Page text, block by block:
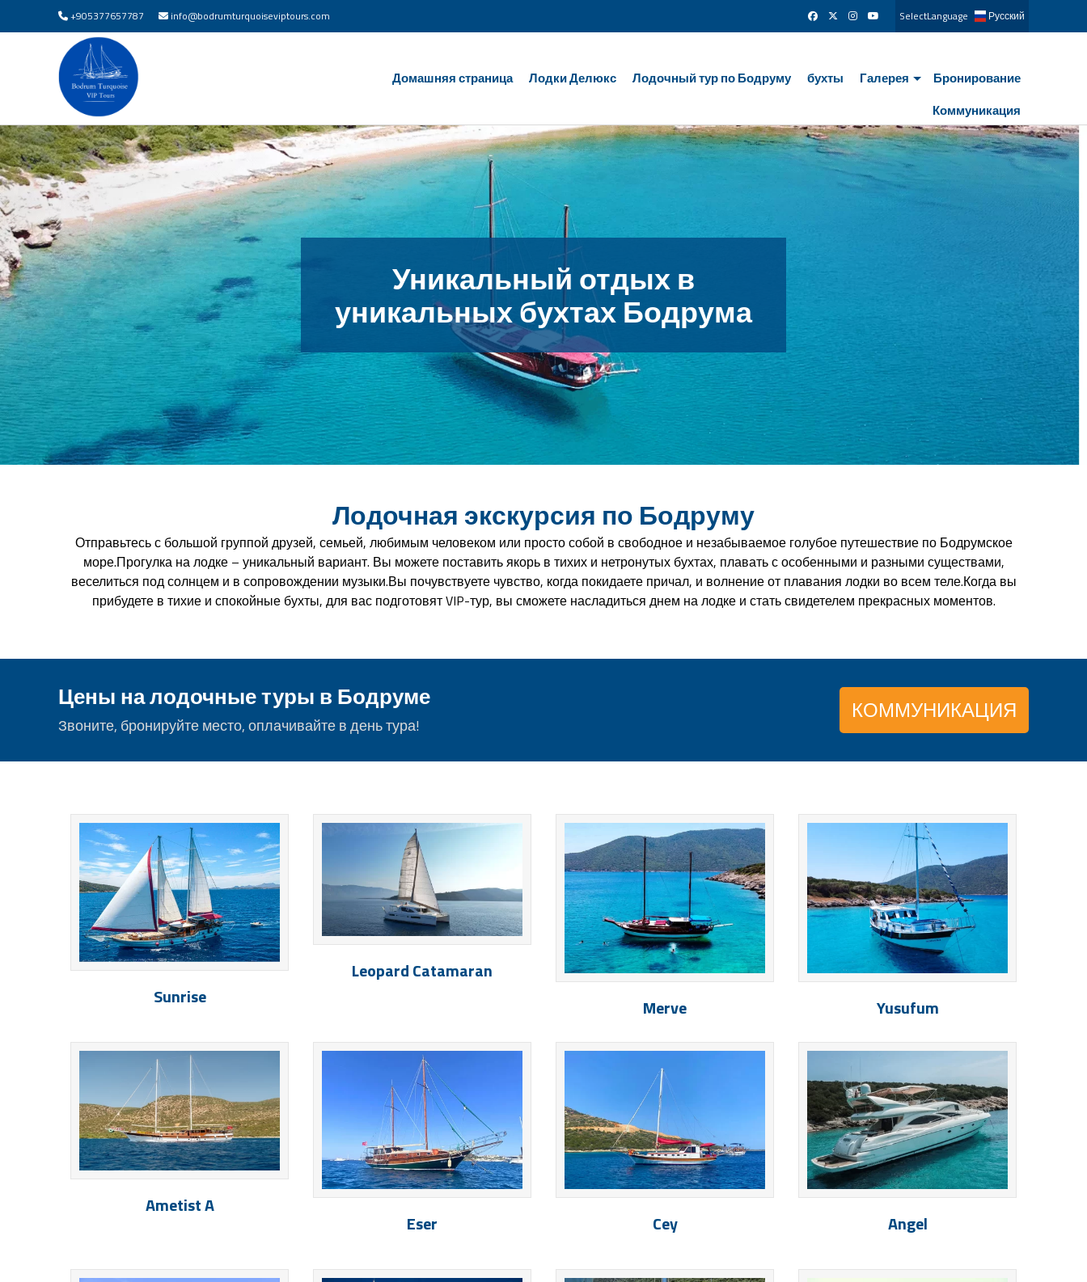
+905377657787 info@bodrumturquoiseviptours.com SelectLanguage Русский
Домашняя страница Лодки Делюкс Лодочный тур по Бодруму бухты Галерея
Бронирование
Коммуникация
Наслаждайтесь
великолепной синевой моря
на VIP-лодках
Лодочная экскурсия по Бодруму
Отправьтесь с большой группой друзей, семьей, любимым человеком или просто собой в свободное и незабываемое голубое путешествие по Бодрумское
море.Прогулка на лодке – уникальный вариант. Вы можете поставить якорь в тихих и нетронутых бухтах, плавать с особенными и разными существами,
веселиться под солнцем и в сопровождении музыки.Вы почувствуете чувство, когда покидаете причал, и волнение от плавания лодки во всем теле.Когда вы
прибудете в тихие и спокойные бухты, для вас подготовят VIP-тур, вы сможете насладиться днем ​​на лодке и стать свидетелем прекрасных моментов.
Цены на лодочные туры в Бодруме
Звоните, бронируйте место, оплачивайте в день тура!
КОММУНИКАЦИЯ
Sunrise
Leopard Catamaran
Merve
Yusufum
Ametist A
Eser Cey Angel